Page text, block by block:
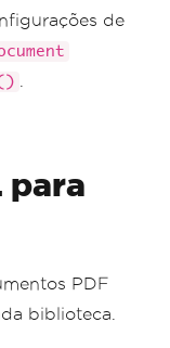
de
para
PDF
biblioteca.